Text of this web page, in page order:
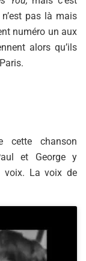
pas là mais
numéro un aux
alors qu’ils
cette chanson
et George y
voix. La voix de